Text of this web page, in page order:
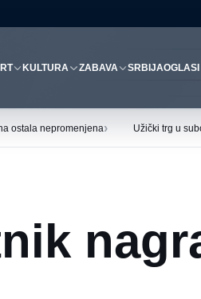
KULTURA ZABAVA SRBIJAOGLASI
ostala nepromenjena› Užički trg u